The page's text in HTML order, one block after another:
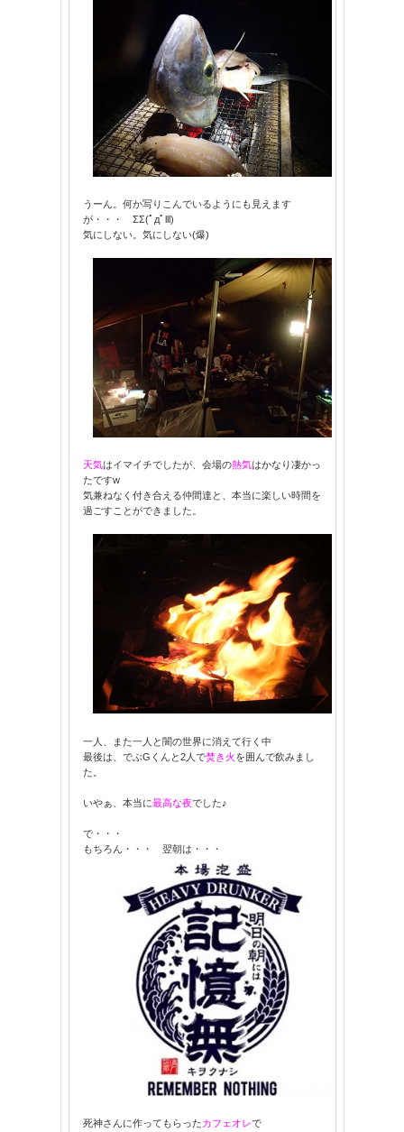
うーん。何か写りこんでいるようにも見えます
が・・・ ΣΣ(ﾟдﾟlll)
気にしない。気にしない(爆)
天気はイマイチでしたが、会場の熱気はかなり凄かっ
たですw
気兼ねなく付き合える仲間達と、本当に楽しい時間を
過ごすことができました。
一人、また一人と闇の世界に消えて行く中
最後は、でぶGくんと2人で焚き火を囲んで飲みまし
た。
いやぁ、本当に最高な夜でした♪
で・・・
もちろん・・・ 翌朝は・・・
死神さんに作ってもらったカフェオレで